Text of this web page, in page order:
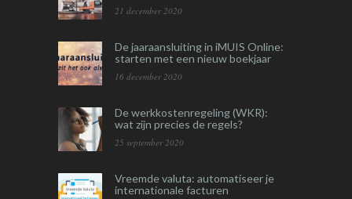
21 december 2020
De jaaraansluiting in iMUIS Online:
starten met een nieuw boekjaar
16 december 2020
De werkkostenregeling (WKR):
wat zijn precies de regels?
25 september 2020
Vreemde valuta: automatiseer je
internationale facturen